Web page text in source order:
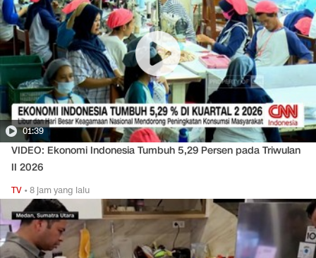
01:39
VIDEO: Ekonomi Indonesia Tumbuh 5,29 Persen pada Triwulan
II 2026
TV •8 jam yang lalu